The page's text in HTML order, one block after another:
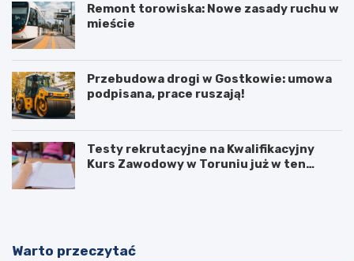
Remont torowiska: Nowe zasady ruchu w
mieście
Przebudowa drogi w Gostkowie: umowa
podpisana, prace ruszają!
Testy rekrutacyjne na Kwalifikacyjny
Kurs Zawodowy w Toruniu już w ten
Warto przeczytać